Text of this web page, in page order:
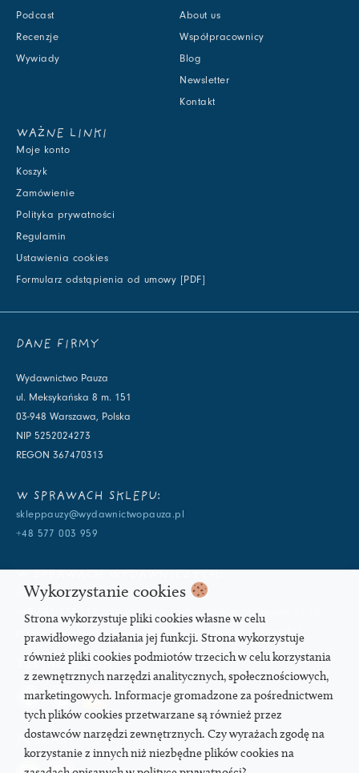
Podcast
Recenzje
Wywiady
About us
Współpracownicy
Blog
Newsletter
Kontakt
WAŻNE LINKI
Moje konto
Koszyk
Zamówienie
Polityka prywatności
Regulamin
Ustawienia cookies
Formularz odstąpienia od umowy [PDF]
DANE FIRMY
Wydawnictwo Pauza
ul. Meksykańska 8 m. 151
03-948 Warszawa, Polska
NIP 5252024273
REGON 367470313
W SPRAWACH SKLEPU:
skleppauzy@wydawnictwopauza.pl
+48 577 003 959
info@wydawnictwopauza.pl
+48 501 177 119 (czynny w dni powszednie w godzinach 11-15,
proszę o wysłanie wiadomości SMS, gdybym nie odbierała)
SOCIAL MEDIA
PODCAST
Wykorzystanie cookies
Strona wykorzystuje pliki cookies własne w celu
prawidłowego działania jej funkcji. Strona wykorzystuje
również pliki cookies podmiotów trzecich w celu korzystania
z zewnętrznych narzędzi analitycznych, społecznościowych,
marketingowych. Informacje gromadzone za pośrednictwem
tych plików cookies przetwarzane są również przez
dostawców narzędzi zewnętrznych. Czy wyrażach zgodę na
korzystanie z innych niż niezbędne plików cookies na